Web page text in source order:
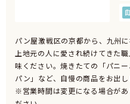
パン屋激戦区の京都から、九州
上地元の人に愛され続けてきた
味ください。焼きたての「パニ
パン」など、自慢の商品をお出し
※営業時間は変更になる場合が